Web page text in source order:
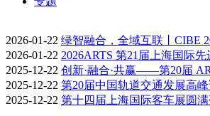
2026-01-22 绿智融合，全域互联丨CIBE
2026-01-22 2026ARTS 第21届上海国际
2025-12-22 创新·融合·共赢——第20届
2025-12-22 第20届中国轨道交通发展高
2025-12-22 第十四届上海国际客车展圆满